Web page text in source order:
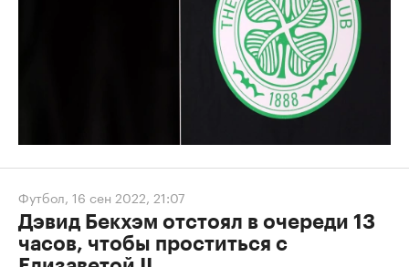
Футбол, 16 сен 2022, 21:07
Дэвид Бекхэм отстоял в очереди 13
часов, чтобы проститься с